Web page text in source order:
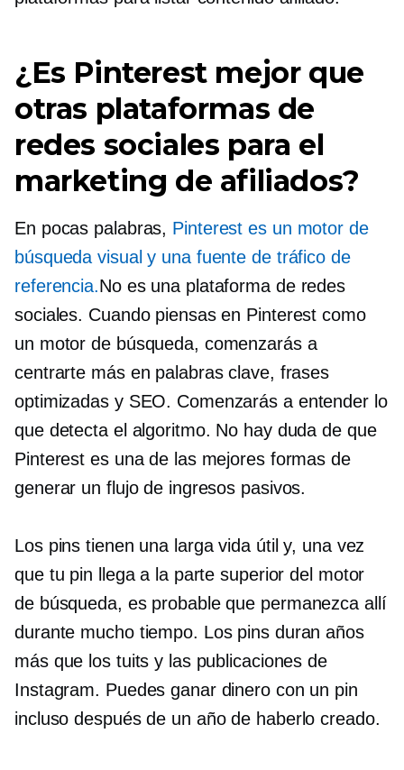
¿Es Pinterest mejor que
otras plataformas de
redes sociales para el
marketing de afiliados?
En pocas palabras, Pinterest es un motor de
búsqueda visual y una fuente de tráfico de
referencia.No es una plataforma de redes
sociales. Cuando piensas en Pinterest como
un motor de búsqueda, comenzarás a
centrarte más en palabras clave, frases
optimizadas y SEO. Comenzarás a entender lo
que detecta el algoritmo. No hay duda de que
Pinterest es una de las mejores formas de
generar un flujo de ingresos pasivos.
Los pins tienen una larga vida útil y, una vez
que tu pin llega a la parte superior del motor
de búsqueda, es probable que permanezca allí
durante mucho tiempo. Los pins duran años
más que los tuits y las publicaciones de
Instagram. Puedes ganar dinero con un pin
incluso después de un año de haberlo creado.